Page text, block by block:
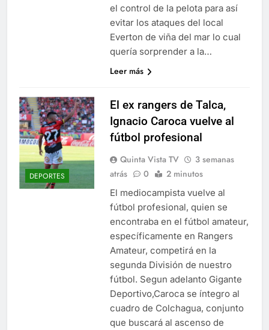
el control de la pelota para así
evitar los ataques del local
Everton de viña del mar lo cual
quería sorprender a la…
Leer más
DEPORTES
El ex rangers de Talca,
Ignacio Caroca vuelve al
fútbol profesional
Quinta Vista TV
3 semanas
atrás
0 2 minutos
El mediocampista vuelve al
fútbol profesional, quien se
encontraba en el fútbol amateur,
específicamente en Rangers
Amateur, competirá en la
segunda División de nuestro
fútbol. Segun adelanto Gigante
Deportivo,Caroca se íntegro al
cuadro de Colchagua, conjunto
que buscará al ascenso de